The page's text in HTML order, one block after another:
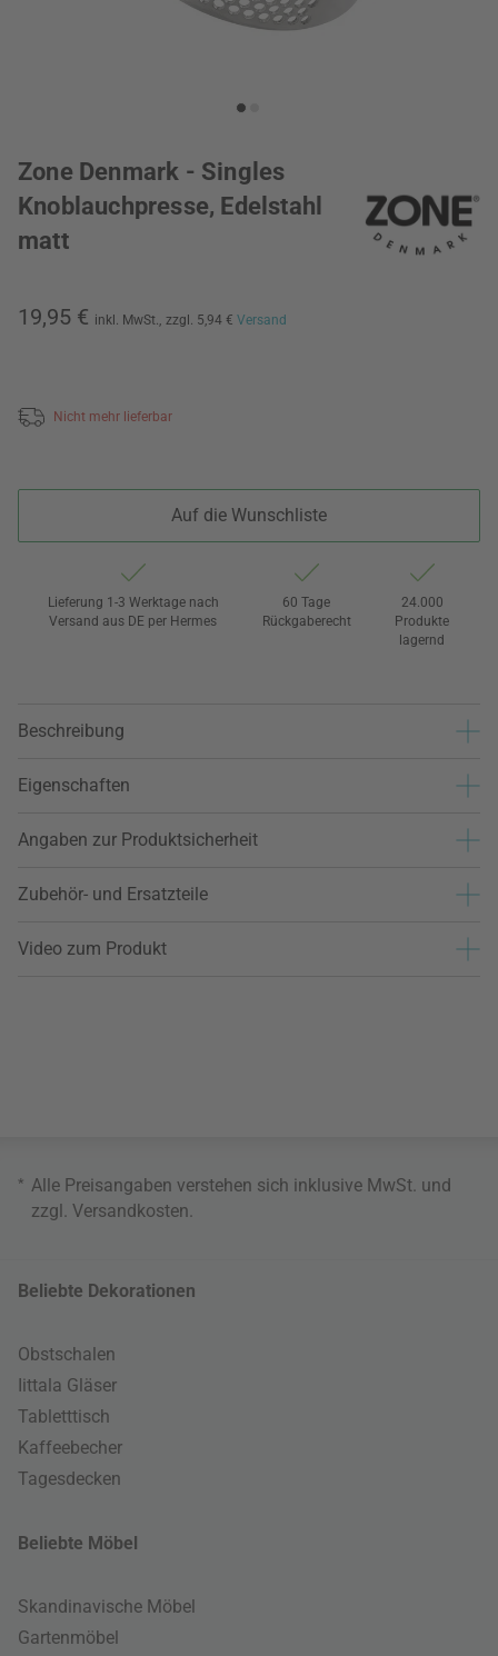
Zone Denmark - Singles
Knoblauchpresse, Edelstahl
matt
19,95 € inkl. MwSt., zzgl. 5,94 € Versand
Nicht mehr lieferbar
Auf die Wunschliste
Lieferung 1-3 Werktage nach
Versand aus DE per Hermes
60 Tage
Rückgaberecht
24.000
Produkte
lagernd
Beschreibung
Eigenschaften
Angaben zur Produktsicherheit
Zubehör- und Ersatzteile
Video zum Produkt
* Alle Preisangaben verstehen sich inklusive MwSt. und
zzgl. Versandkosten
Beliebte Dekorationen
Obstschalen
Iittala Gläser
Tabletttisch
Kaffeebecher
Tagesdecken
Beliebte Möbel
Skandinavische Möbel
Gartenmöbel